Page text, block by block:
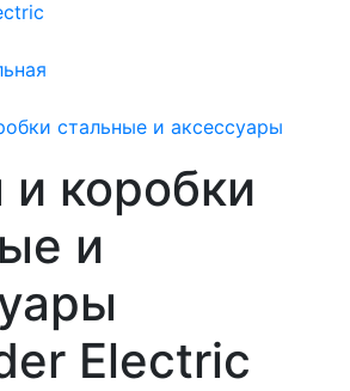
стальные и аксессуары
коробки
и
Electric